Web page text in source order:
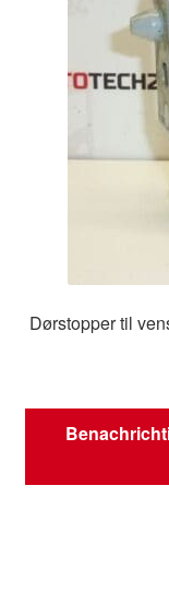
Dørstopper til